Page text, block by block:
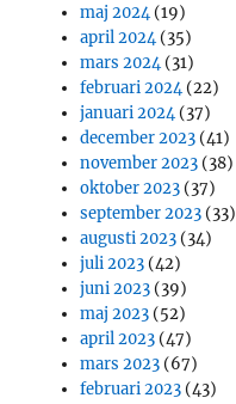
maj 2024(19)
april 2024(35)
mars 2024(31)
februari 2024(22)
januari 2024(37)
december 2023 (41)
november 2023 (38)
oktober 2023 (37)
september 2023 (33)
augusti 2023 (34)
juli 2023 (42)
juni 2023 (39)
maj 2023 (52)
april 2023 (47)
mars 2023 (67)
februari 2023 (43)